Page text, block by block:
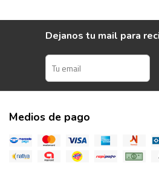
Dejanos tu mail para
Medios de pago